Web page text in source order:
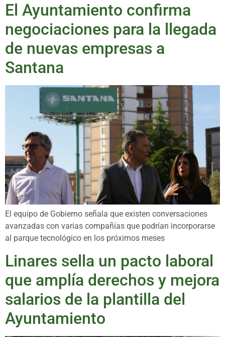
El Ayuntamiento confirma
negociaciones para la llegada
de nuevas empresas a
Santana
El equipo de Gobierno señala que existen conversaciones
avanzadas con varias compañías que podrían incorporarse
al parque tecnológico en los próximos meses
Linares sella un pacto laboral
que amplía derechos y mejora
salarios de la plantilla del
Ayuntamiento